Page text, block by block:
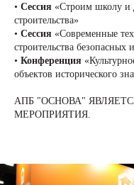
• Сессия «Строим школу и
строительства»
• Сессия «Современные
строительства безопасных
• Конференция
объектов исторического
АПБ "ОСНОВА"
МЕРОПРИЯТИЯ.
Политика в отношении обработки